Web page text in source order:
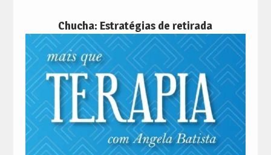
Chucha: Estratégias de retirada